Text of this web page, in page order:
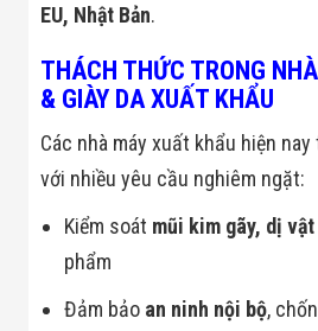
EU, Nhật Bản.
THÁCH THỨC TRONG
& GIÀY DA XUẤT KHẨU
Các nhà máy xuất khẩu hiện
với nhiều yêu cầu nghiêm ngặt:
Kiểm soát mũi kim gãy, dị
phẩm
Đảm bảo an ninh nội bộ,